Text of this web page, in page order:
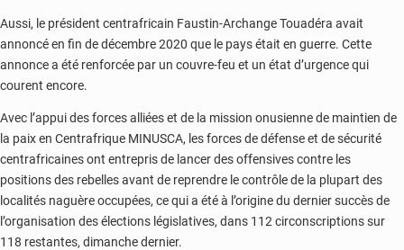
Aussi, le président centrafricain Faustin-Archange Touadéra avait
annoncé en fin de décembre 2020 que le pays était en guerre. Cette
annonce a été renforcée par un couvre-feu et un état d’urgence qui
courent encore.
Avec l’appui des forces alliées et de la mission onusienne de maintien de
la paix en Centrafrique MINUSCA, les forces de défense et de sécurité
centrafricaines ont entrepris de lancer des offensives contre les
positions des rebelles avant de reprendre le contrôle de la plupart des
localités naguère occupées, ce qui a été à l’origine du dernier succès de
l’organisation des élections législatives, dans 112 circonscriptions sur
118 restantes, dimanche dernier.